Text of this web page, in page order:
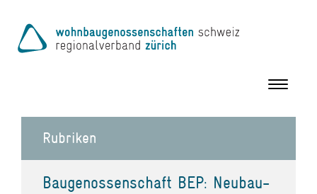
Toggle
Rubriken
Baugenossenschaft BEP: Neubau-